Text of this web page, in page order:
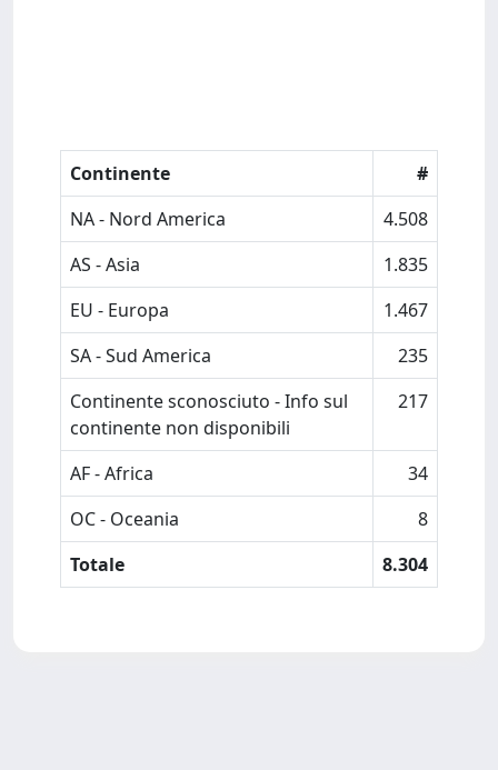
Continente
#
NA - Nord America
4.508
AS - Asia
1.835
EU - Europa
1.467
SA - Sud America
235
Continente sconosciuto - Info sul
continente non disponibili
217
AF - Africa
34
OC - Oceania
8
Totale
8.304